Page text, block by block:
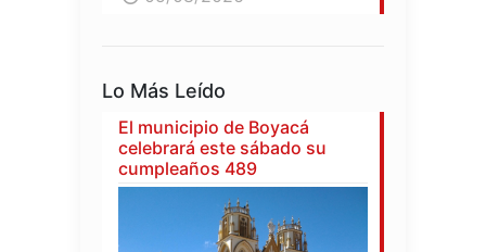
Lo Más Leído
El municipio de Boyacá
celebrará este sábado su
cumpleaños 489